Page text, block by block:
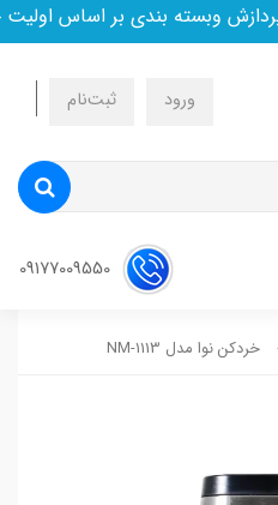
وبسته بندی بر اساس اولیت
ورود ثبت‌نام
خردکن نوا مدل NM-1113